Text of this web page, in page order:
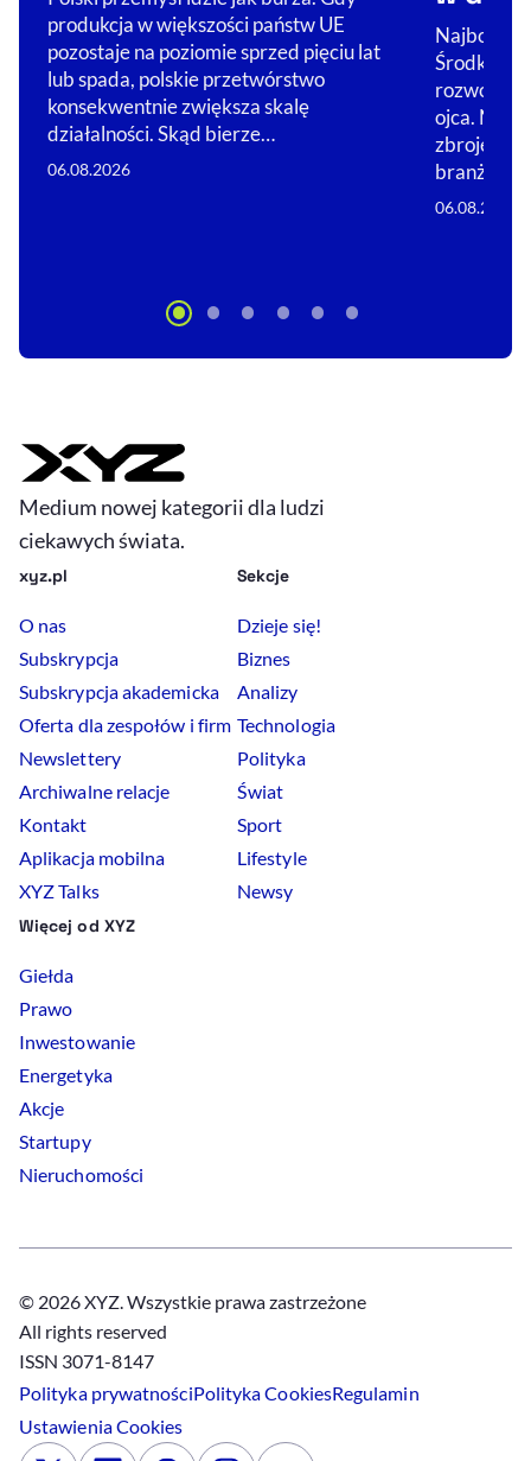
produkcja w większości państw UE
pozostaje na poziomie sprzed pięciu lat
lub spada, polskie przetwórstwo
konsekwentnie zwiększa skalę
działalności. Skąd bierze…
06.08.2026
Środkowej
rozwojowi
ojca. Nie
branż, w…
06.08.2026
Medium nowej kategorii dla ludzi
ciekawych świata.
xyz.pl
O nas
Subskrypcja
Subskrypcja akademicka
Oferta dla zespołów i firm
Newslettery
Archiwalne relacje
Kontakt
Aplikacja mobilna
XYZ Talks
Sekcje
Dzieje się!
Biznes
Analizy
Technologia
Polityka
Świat
Sport
Lifestyle
Newsy
Więcej od XYZ
Giełda
Prawo
Inwestowanie
Energetyka
Akcje
Startupy
Nieruchomości
© 2026 XYZ. Wszystkie prawa zastrzeżone
All rights reserved
ISSN 3071-8147
Polityka prywatnościPolitykaCookiesRegulamin
UstawieniaCookies